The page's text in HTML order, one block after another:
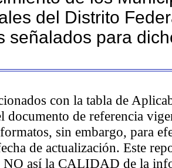
del Distrito
señalados para
con la tabla de
documento de referencia
sin embargo, para
de actualización. Este
NO así la CALIDAD de la